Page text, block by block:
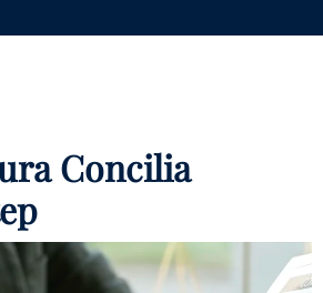
Concilia